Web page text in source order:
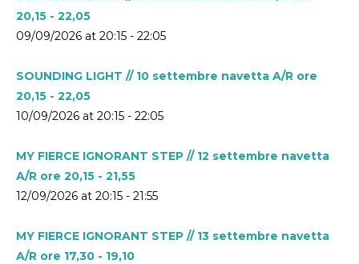
20,15 - 22,05
09/09/2026 at 20:15 - 22:05
SOUNDING LIGHT // 10 settembre navetta A/R ore
20,15 - 22,05
10/09/2026 at 20:15 - 22:05
MY FIERCE IGNORANT STEP // 12 settembre navetta
A/R ore 20,15 - 21,55
12/09/2026 at 20:15 - 21:55
MY FIERCE IGNORANT STEP // 13 settembre navetta
A/R ore 17,30 - 19,10